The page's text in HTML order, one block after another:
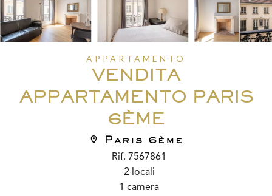
APPARTAMENTO
VENDITA
APPARTAMENTO PARIS
6ÈME
Paris 6ème
Rif. 7567861
2 locali
1 camera